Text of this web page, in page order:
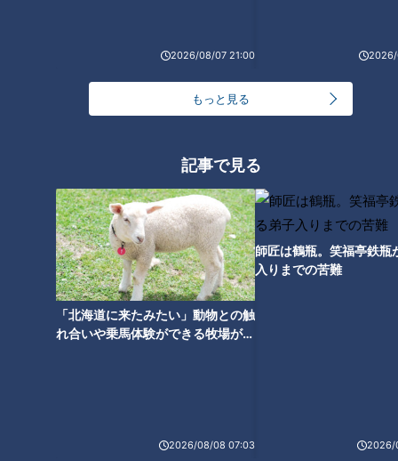
2026/08/07 21:00 2026/
もっと見る
記事で見る
「北海道に来たみたい」動物との触
れ合いや乗馬体験ができる牧場がオ
2026/08/08 07:03
師匠は鶴瓶。笑福亭鉄瓶
入りまでの苦難
2026/
犬や猫が多く迷子になりました。この事態を受けて、「マイク
ロチップ義務化」へ向けての機運が高まったのです。
石川度物病院の石川雄一院長は、
（石川院長）
「災害の多い国でもあるので、（ペットと）離れ離れになった
時にペットが自分のもとに帰って来るのにマイクロチップは有
とへ返しやすくなることや、捨て犬、捨て猫を防ぐことも期待